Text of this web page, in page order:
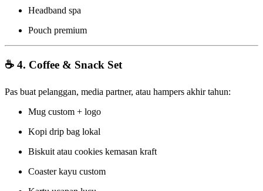
Headband spa
Pouch premium
☕ 4. Coffee & Snack Set
Pas buat pelanggan, media partner, atau hampers akhir tahun:
Mug custom + logo
Kopi drip bag lokal
Biskuit atau cookies kemasan kraft
Coaster kayu custom